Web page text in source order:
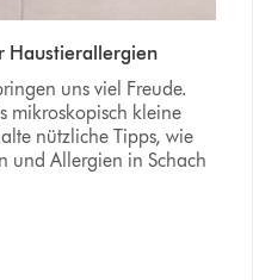
Haustierallergien
uns viel Freude.
mikroskopisch kleine
nützliche Tipps, wie
und Allergien in Schach